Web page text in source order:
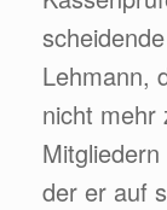
Lehmann,
nicht mehr
der er auf